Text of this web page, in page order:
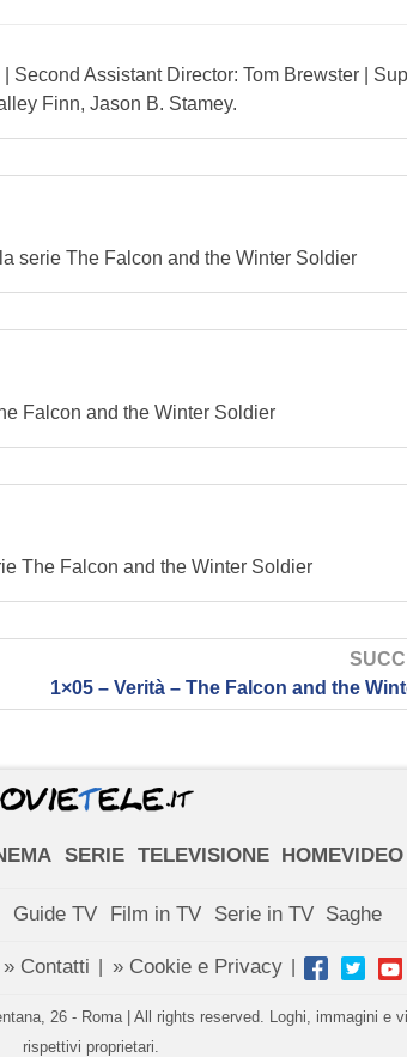
Assistant Director: Tom Brewster |
Finn, Jason B. Stamey.
serie The Falcon and the Winter Soldier
Falcon and the Winter Soldier
The Falcon and the Winter Soldier
1×05 – Verità – The Falcon and the
SERIE TELEVISIONE HOMEVIDEO
Guide TV Film in TV Serie in TV Saghe
» Contatti » Cookie e Privacy
26 - Roma | All rights reserved. Loghi, immagini e
rispettivi proprietari.